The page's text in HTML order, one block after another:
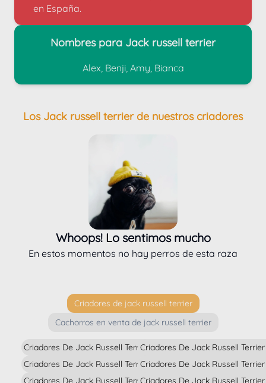
en España.
Nombres para Jack russell terrier
Alex, Benji, Amy, Bianca
Los Jack russell terrier de nuestros criadores
Whoops! Lo sentimos mucho
En estos momentos no hay perros de esta raza
Criadores de jack russell terrier
Cachorros en venta de jack russell terrier
Criadores De Jack Russell Terrier En Alava
Criadores De Jack Russell Terrier En Albacete
Criadores De Jack Russell Terrier En Alicante
Criadores De Jack Russell
Criadores De Jack Russell
Criadores De Jack Russell